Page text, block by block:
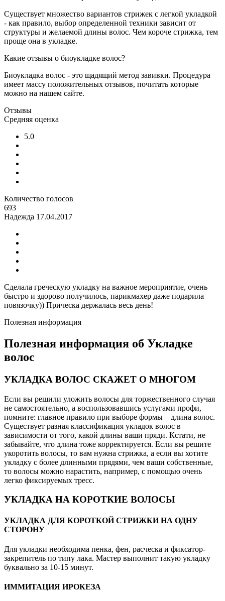
Существует множество вариантов стрижек с легкой укладкой
- как правило, выбор определенной техники зависит от
структуры и желаемой длины волос. Чем короче стрижка, тем
проще она в укладке.
Какие отзывы о биоукладке волос?
Биоукладка волос - это щадящий метод завивки. Процедура
имеет массу положительных отзывов, почитать которые
можно на нашем сайте.
Отзывы
Средняя оценка
5.0
Количество голосов
693
Надежда 17.04.2017
Сделала греческую укладку на важное мероприятие, очень
быстро и здорово получилось, парикмахер даже подарила
повязочку)) Прическа держалась весь день!
Полезная информация
Полезная информация об Укладке
волос
УКЛАДКА ВОЛОС СКАЖЕТ О МНОГОМ
Если вы решили уложить волосы для торжественного случая
не самостоятельно, а воспользовавшись услугами профи,
помните: главное правило при выборе формы – длина волос.
Существует разная классификация укладок волос в
зависимости от того, какой длины ваши пряди. Кстати, не
забывайте, что длина тоже корректируется. Если вы решите
укоротить волосы, то вам нужна стрижка, а если вы хотите
укладку с более длинными прядями, чем ваши собственные,
то волосы можно нарастить, например, с помощью очень
легко фиксируемых тресс.
УКЛАДКА НА КОРОТКИЕ ВОЛОСЫ
УКЛАДКА ДЛЯ КОРОТКОЙ СТРИЖКИ НА ОДНУ
СТОРОНУ
Для укладки необходима пенка, фен, расческа и фиксатор-
закрепитель по типу лака. Мастер выполнит такую укладку
буквально за 10-15 минут.
ИММИТАЦИЯ ИРОКЕЗА